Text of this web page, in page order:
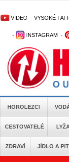
VIDEO - VYSOKÉ
- INSTAGRAM -
HOROLEZCI
CESTOVATELÉ
ZDRAVÍ JÍDLO A